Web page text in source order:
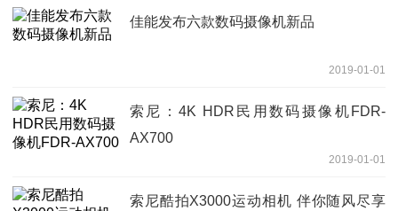
佳能发布六款数码摄像机新品
2019-01-01
索尼：4K HDR民用数码摄像机FDR-
AX700
2019-01-01
索尼酷拍X3000运动相机 伴你随风尽享